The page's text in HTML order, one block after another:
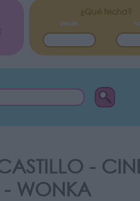
desde:
-
WONKA